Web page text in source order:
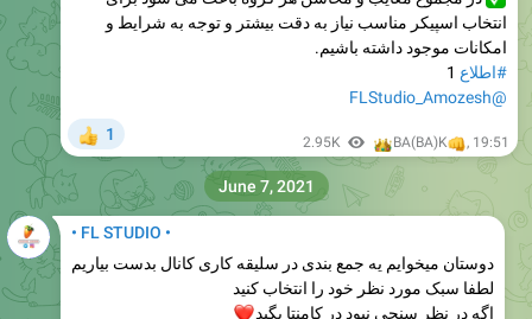
انتخاب اسپیکر مناسب نیاز به دقت بیشتر و توجه به شرایط و
امکانات موجود داشته باشیم.
#اطلاع
@FLStudio_Amozesh
1 2.95K
👑BA(BA)K
👊
, 19:51
• FL STUDIO •
دوستان میخوایم یه جمع بندی در سلیقه کاری کانال بدست بیاریم
لطفا سبک مورد نظر خود را انتخاب کنید
اگه در نظر سنجی نبود در کامنتا بگید
❤️
June 7, 2021